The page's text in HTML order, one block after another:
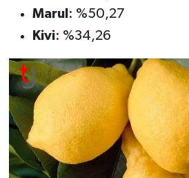
Marul : %50,27
Kivi: %34,26